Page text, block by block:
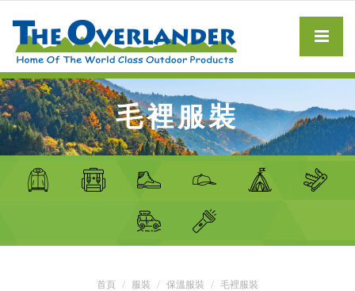
毛裡服裝
首頁 服裝 保溫服裝 毛裡服裝